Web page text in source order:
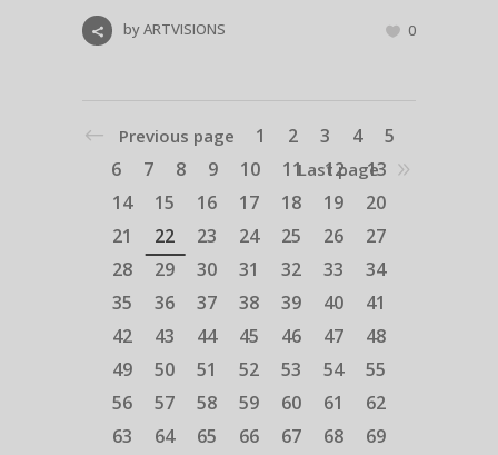
byARTVISIONS 0
Previous page 1 2 3 4
5
6
7 8 9 10 11 12
13
14
15 16 17 18 19
20
21
22 23 24 25 26
27
28
29 30 31 32 33
34
35
36 37 38 39 40
41
42
43 44 45 46 47
48
49
50 51 52 53 54
55
56
57 58 59 60 61
62
63
64 65 66 67 68
69
Last page